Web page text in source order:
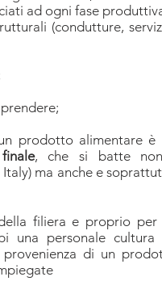
ad ogni fase
(condutture,
prodotto alimentare è
, che si batte
ma anche e
filiera e proprio
una personale cultura
di un